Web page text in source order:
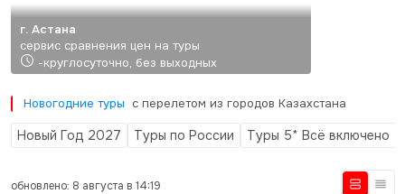
г. Астана
сервис сравнения цен на туры
-круглосуточно, без выходных
Новогодние туры с перелетом из городов Казахстана
Новый Год 2027 Туры по России Туры 5* Всё включено
обновлено: 8 августа в 14:19